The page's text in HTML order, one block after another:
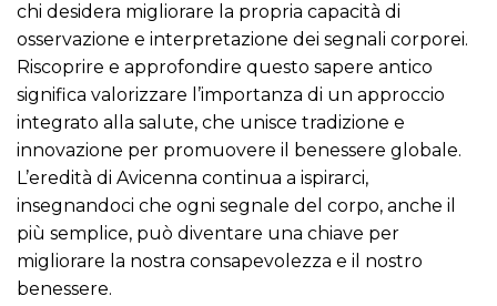
chi desidera migliorare la propria capacità di
osservazione e interpretazione dei segnali corporei.
Riscoprire e approfondire questo sapere antico
significa valorizzare l’importanza di un approccio
integrato alla salute, che unisce tradizione e
innovazione per promuovere il benessere globale.
L’eredità di Avicenna continua a ispirarci,
insegnandoci che ogni segnale del corpo, anche il
più semplice, può diventare una chiave per
migliorare la nostra consapevolezza e il nostro
benessere.